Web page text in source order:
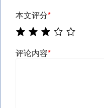
本文评分*
评论内容*